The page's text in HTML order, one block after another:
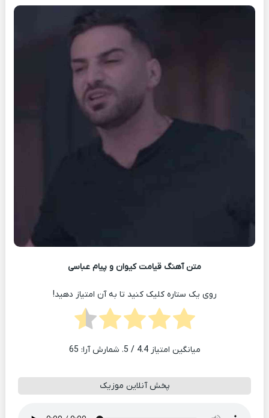
متن آهنگ قیامت کیوان و پیام عباسی
روی یک ستاره کلیک کنید تا به آن امتیاز دهید!
میانگین امتیاز4.4 / 5. شمارش آرا: 65
پخش آنلاین موزیک